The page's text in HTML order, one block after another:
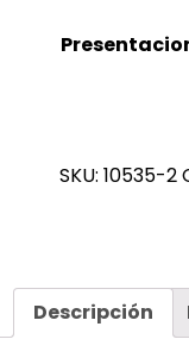
SKU: 10535-2
Descripción